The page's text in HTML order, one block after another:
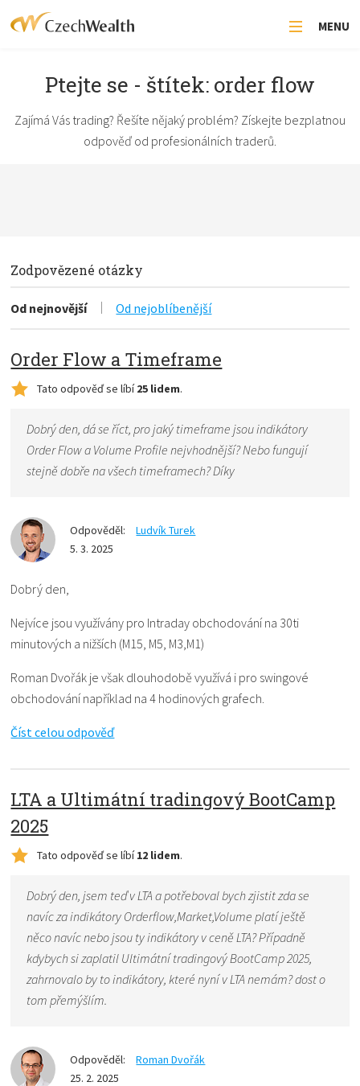
MENU
Ptejte se - štítek: order flow
Zajímá Vás trading? Řešíte nějaký problém? Získejte bezplatnou
odpověď od profesionálních traderů.
Zodpovězené otázky
Od nejnovější Od nejoblíbenější
Tato odpověď se líbí25 lidem.
Order Flow a Timeframe
Dobrý den, dá se říct, pro jaký timeframe jsou indikátory
Order Flow a Volume Profile nejvhodnější? Nebo fungují
stejně dobře na všech timeframech? Díky
Odpověděl:
Ludvík Turek
5. 3. 2025
Dobrý den,
Nejvíce jsou využívány pro Intraday obchodování na 30ti
minutových a nižších (M15, M5, M3,M1)
Roman Dvořák je však dlouhodobě využívá i pro swingové
obchodování například na 4 hodinových grafech.
Číst celou odpověď
Tato odpověď se líbí12 lidem.
LTA a Ultimátní tradingový BootCamp
2025
Dobrý den, jsem teď v LTA a potřeboval bych zjistit zda se
navíc za indikátory Orderflow,Market,Volume platí ještě
něco navíc nebo jsou ty indikátory v ceně LTA? Případně
kdybych si zaplatil Ultimátní tradingový BootCamp 2025,
zahrnovalo by to indikátory, které nyní v LTA nemám? dost o
tom přemýšlím.
Odpověděl:
Roman Dvořák
25. 2. 2025